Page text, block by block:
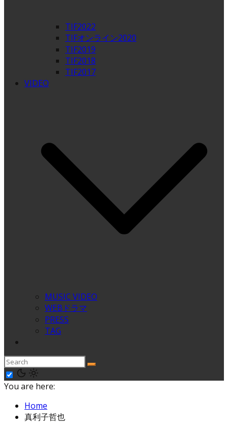
TIF2022
TIFオンライン2020
TIF2019
TIF2018
TIF2017
VIDEO
MUSIC VIDEO
WEBドラマ
PRESS
TAG
You are here:
Home
真利子哲也